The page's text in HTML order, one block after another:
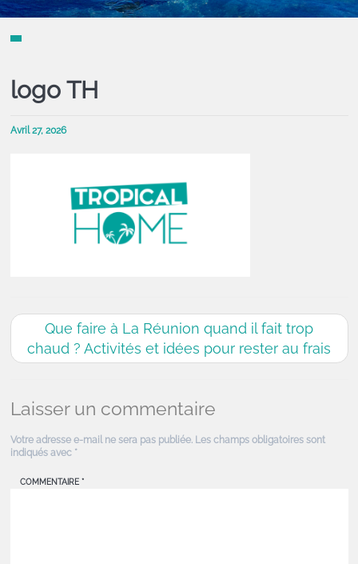
logo TH
Avril 27, 2026
Que faire à La Réunion quand il fait trop
chaud ? Activités et idées pour rester au frais
Laisser un commentaire
Votre adresse e-mail ne sera pas publiée. Les champs obligatoires sont
indiqués avec *
COMMENTAIRE *